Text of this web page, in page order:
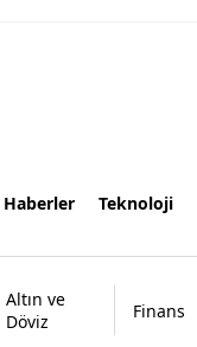
Haberler Teknoloji
Altın ve
Döviz
Finans